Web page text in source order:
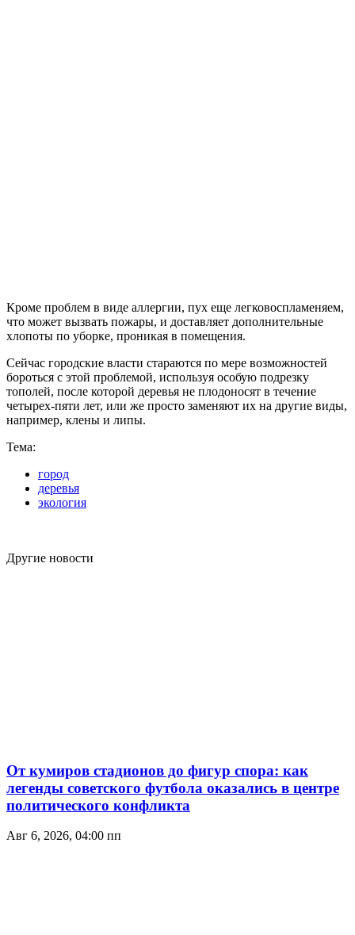
Кроме проблем в виде аллергии, пух еще легковоспламеняем,
что может вызвать пожары, и доставляет дополнительные
хлопоты по уборке, проникая в помещения.
Сейчас городские власти стараются по мере возможностей
бороться с этой проблемой, используя особую подрезку
тополей, после которой деревья не плодоносят в течение
четырех-пяти лет, или же просто заменяют их на другие виды,
например, клены и липы.
Тема:
город
деревья
экология
Другие новости
От кумиров стадионов до фигур спора: как
легенды советского футбола оказались в центре
политического конфликта
Авг 6, 2026, 04:00 пп